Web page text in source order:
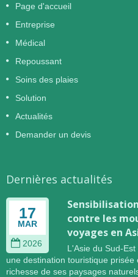
Page d'accueil
Entreprise
Médical
Repoussant
Soins des plaies
Solution
Actualités
Demander un devis
Dernières actualités
17
MAR
2026
contre les
voyages en
L'Asie du Sud-
une destination touristique prisée
richesse de ses paysages